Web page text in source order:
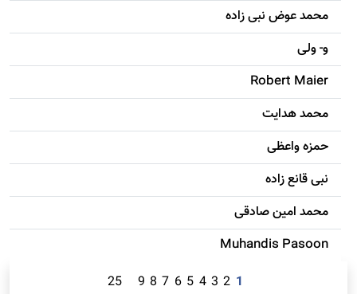
محمد عوض نبی زاده
و- ولی
Robert Maier
محمد هدایت
حمزه واعظی
نبی قانع زاده
محمد امين صادقی
Muhandis Pasoon
1
2
3
4
5
6
7
8
9
25